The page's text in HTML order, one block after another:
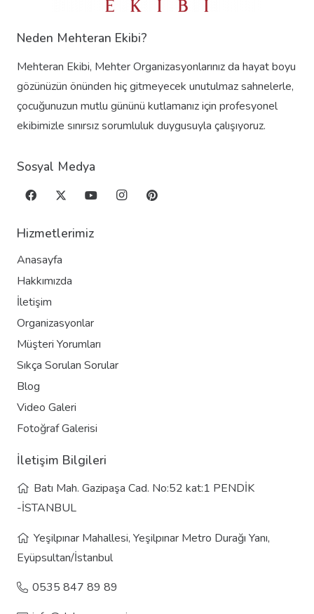
Neden Mehteran Ekibi?
Mehteran Ekibi, Mehter Organizasyonlarınız da hayat boyu
gözünüzün önünden hiç gitmeyecek unutulmaz sahnelerle,
çocuğunuzun mutlu gününü kutlamanız için profesyonel
ekibimizle sınırsız sorumluluk duygusuyla çalışıyoruz.
Sosyal Medya
Hizmetlerimiz
Anasayfa
Hakkımızda
İletişim
Organizasyonlar
Müşteri Yorumları
Sıkça Sorulan Sorular
Blog
Video Galeri
Fotoğraf Galerisi
İletişim Bilgileri
Batı Mah. Gazipaşa Cad. No:52 kat:1 PENDİK
-İSTANBUL
Yeşilpınar Mahallesi, Yeşilpınar Metro Durağı Yanı,
Eyüpsultan/İstanbul
0535 847 89 89